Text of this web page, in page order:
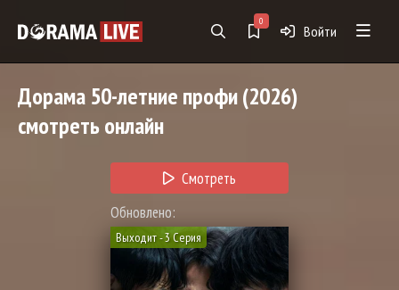
0
Войти
Дорама 50-летние профи(2026)
смотреть онлайн
Смотреть
Обновлено:
Выходит - 3 Серия